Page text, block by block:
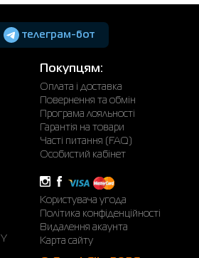
телеграм-бот
Покупцям:
Оплата і доставка
Повернення та обмін
Програма лояльності
Гарантія на товари
Часті питання (FAQ)
Особистий кабінет
Користувача угода
Політика конфіденційності
Видалення акаунта
Карта сайту